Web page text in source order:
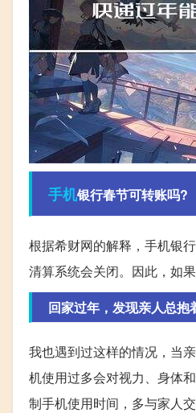
手机银行春节可转账吗?
根据希财网的解释，手机银
清算系统会关闭。因此，如
回家过年，发现亲人总
我也遇到过这样的情况，当
机使用过多会对视力、身体
制手机使用时间，多与家人